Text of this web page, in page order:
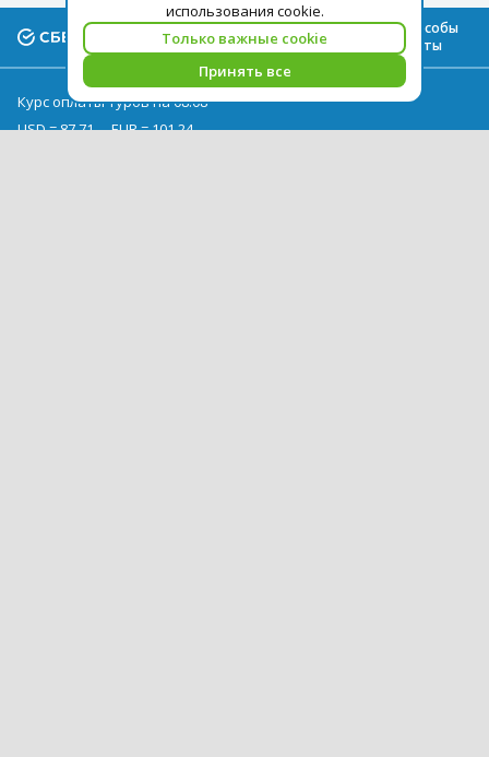
использования cookie.
Только важные cookie
Принять все
Все способы
оплаты
Курс оплаты туров на 08.08
USD = 87,71
EUR = 101,24